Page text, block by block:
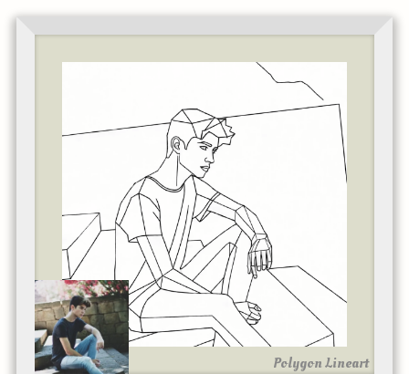
Polygon Lineart